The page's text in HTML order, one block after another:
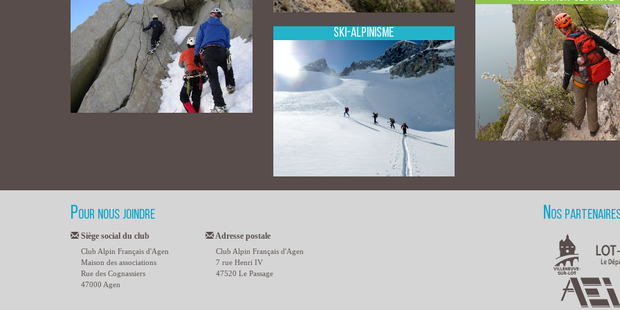
Ski-Alpinisme
Pour nous joindre
Siège social du club
Club Alpin Français d'Agen
Maison des associations
Rue des Cognassiers
47000 Agen
Adresse postale
Club Alpin Français d'Agen
7 rue Henri IV
47520 Le Passage
Nos